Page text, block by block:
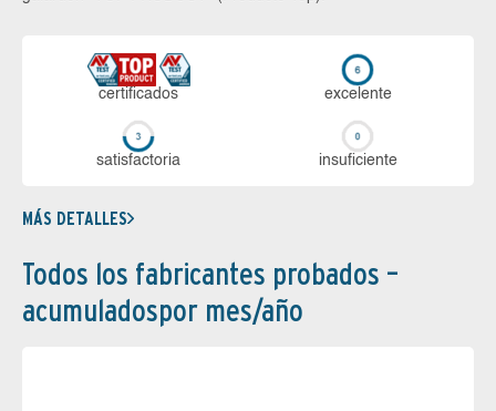
certi­ficados ex­ce­len­te
sa­tis­fac­to­ria in­su­fi­cien­te
MÁS DETALLES
Todos los fabricantes probados –
acumuladospor mes/año